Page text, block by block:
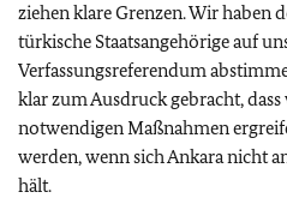
ziehen klare Grenzen. Wir haben
türkische Staatsangehörige auf
Verfassungsreferendum
klar zum Ausdruck gebracht,
notwendigen Maßnahmen
werden, wenn sich Ankara nicht
hält.